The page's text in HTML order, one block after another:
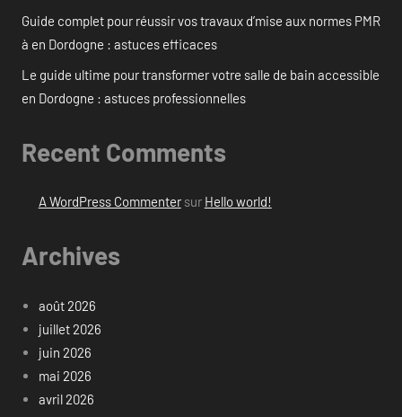
Guide complet pour réussir vos travaux d’mise aux normes PMR
à en Dordogne : astuces efficaces
Le guide ultime pour transformer votre salle de bain accessible
en Dordogne : astuces professionnelles
Recent Comments
A WordPress Commentersur Hello world!
Archives
août 2026
juillet 2026
juin 2026
mai 2026
avril 2026